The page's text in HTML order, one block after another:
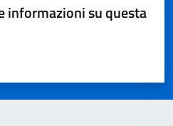
informazioni su questa
su 5
5